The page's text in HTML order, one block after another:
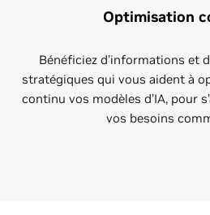
Optimisation
Bénéficiez d’informations et
stratégiques qui vous aident à
continu vos modèles d’IA, pour
vos besoins